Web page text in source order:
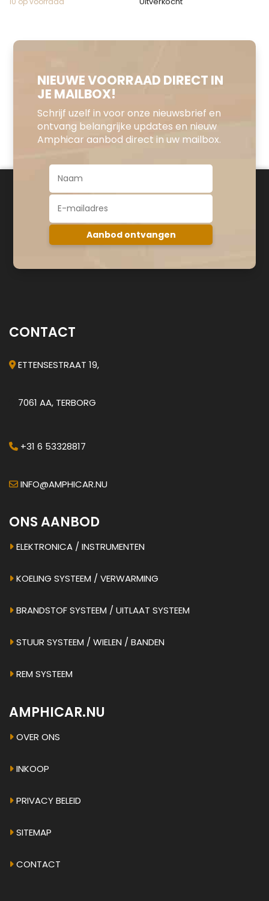
NIEUWE VOORRAAD DIRECT IN
JE MAILBOX!
Schrijf uzelf in voor onze nieuwsbrief en
ontvang belangrijke updates en nieuw
Amphicar aanbod direct in uw mailbox.
CONTACT
ETTENSESTRAAT 19,
7061 AA, TERBORG
+31 6 53328817
INFO@AMPHICAR.NU
ONS AANBOD
ELEKTRONICA / INSTRUMENTEN
KOELING SYSTEEM / VERWARMING
BRANDSTOF SYSTEEM / UITLAAT SYSTEEM
STUUR SYSTEEM / WIELEN / BANDEN
REM SYSTEEM
AMPHICAR.NU
OVER ONS
INKOOP
PRIVACY BELEID
SITEMAP
CONTACT